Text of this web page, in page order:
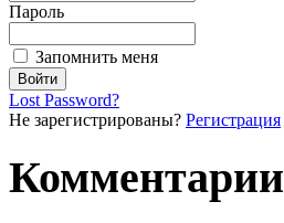
Пароль
Запомнить меня
Lost Password?
Не зарегистрированы? Регистрация
Комментарии